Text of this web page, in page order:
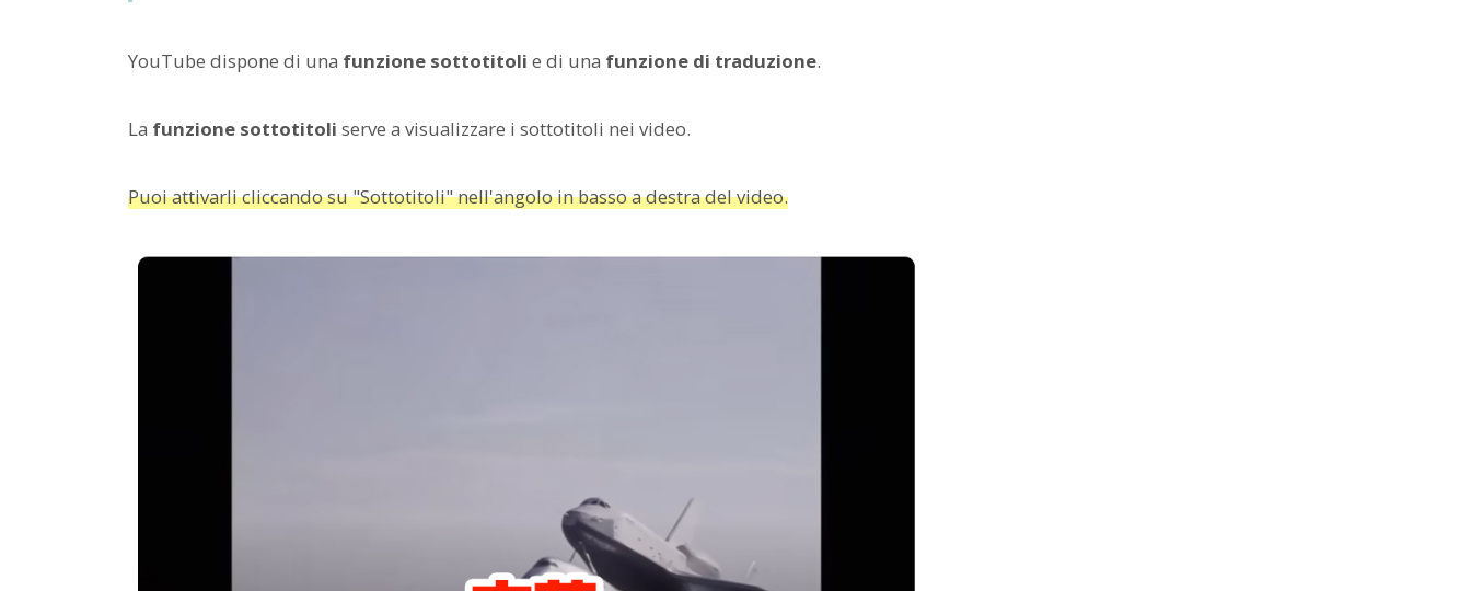
YouTube dispone di una funzione sottotitoli e di una funzione di traduzione.
La funzione sottotitoli serve a visualizzare i sottotitoli nei video.
Puoi attivarli cliccando su "Sottotitoli" nell'angolo in basso a destra del video.